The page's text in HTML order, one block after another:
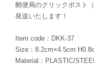
郵便局のクリックポスト
発送いたします！
Item code：DKK-37
Size：8.2cm×4.5cm
Material：PLASTIC/STEEL